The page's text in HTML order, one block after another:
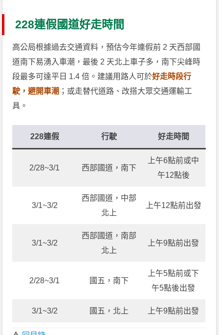
228連假國道好走時間
高公局根據過去交通資料，預估今年連假前 2 天西部國
道南下易湧入車潮，最後 2 天北上車子多，南下尖峰時
段最多可達平日 1.4 倍。建議用路人可於好走時段行
駛，避開車潮 ；或走替代道路、改搭大眾交通運輸工
具。
228連假 行駛 好走時間
2/28~3/1 西部國道，南下
上午6點前或中
午12點後
3/1~3/2
西部國道，中部
北上
上午12點前出發
3/1~3/2
西部國道，南部
北上
上午9點前出發
2/28~3/1 國五，南下
上午5點前或下
午5點後出發
3/1~3/2 國五，北上 上午9點前出發